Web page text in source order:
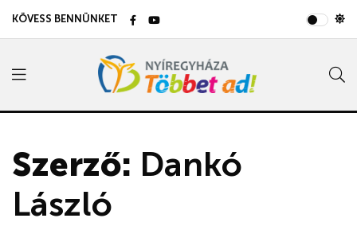
KÖVESS BENNÜNKET
Szerző: Dankó
László